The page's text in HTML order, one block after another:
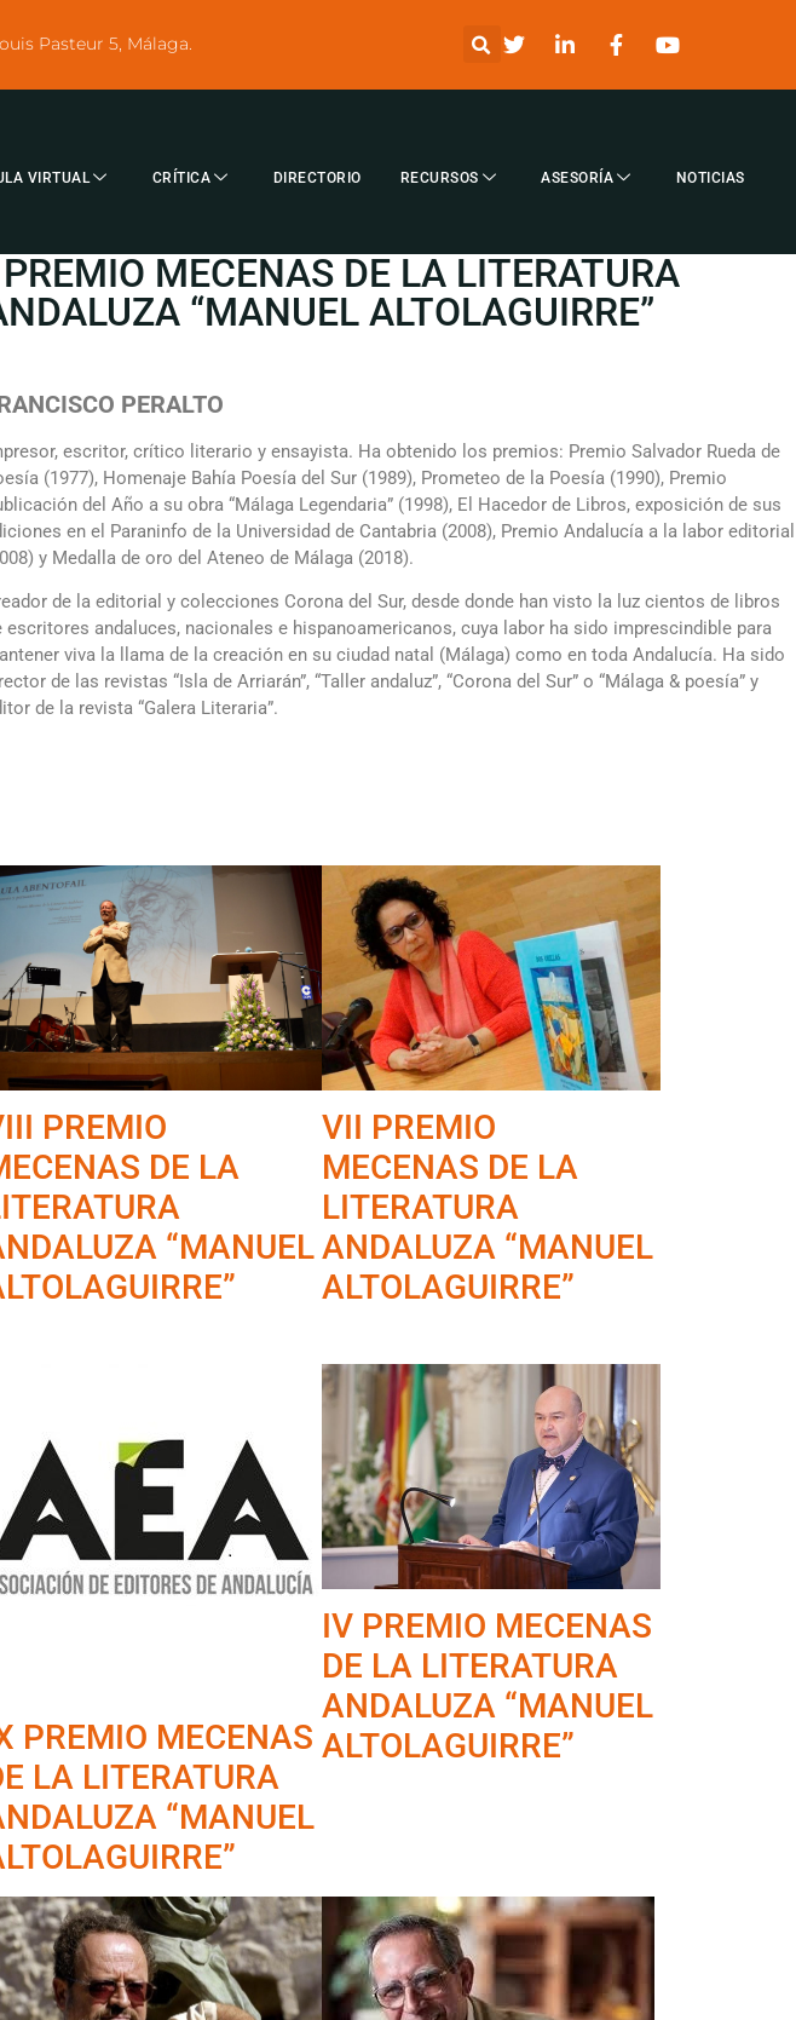
Pasteur 5, Málaga.
VIRTUAL CRÍTICA DIRECTORIO RECURSOS ASESORÍA NOTICIAS
MECENAS DE LA LITERATURA
“MANUEL ALTOLAGUIRRE”
PERALTO
escritor, crítico literario y ensayista. Ha obtenido los premios: Premio Salvador Rueda de
(1977), Homenaje Bahía Poesía del Sur (1989), Prometeo de la Poesía (1990), Premio
del Año a su obra “Málaga Legendaria” (1998), El Hacedor de Libros, exposición de sus
en el Paraninfo de la Universidad de Cantabria (2008), Premio Andalucía a la labor editorial
y Medalla de oro del Ateneo de Málaga (2018).
de la editorial y colecciones Corona del Sur, desde donde han visto la luz cientos de libros
escritores andaluces, nacionales e hispanoamericanos, cuya labor ha sido imprescindible para
viva la llama de la creación en su ciudad natal (Málaga) como en toda Andalucía. Ha sido
de las revistas “Isla de Arriarán”, “Taller andaluz”, “Corona del Sur” o “Málaga & poesía” y
de la revista “Galera Literaria”.
PREMIO
DE LA
“MANUEL
VII PREMIO
MECENAS DE LA
LITERATURA
ANDALUZA “MANUEL
ALTOLAGUIRRE”
PREMIO MECENAS
LA LITERATURA
“MANUEL
IV PREMIO MECENAS
DE LA LITERATURA
ANDALUZA “MANUEL
ALTOLAGUIRRE”